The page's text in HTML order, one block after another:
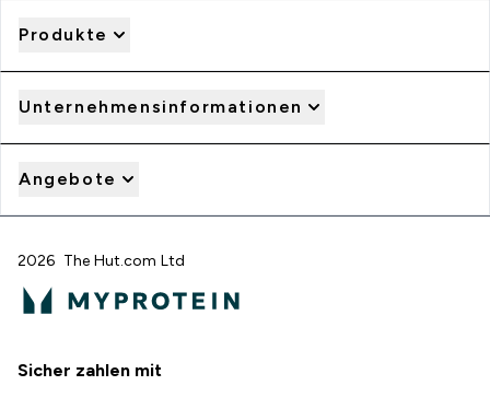
Produkte
Unternehmensinformationen
Angebote
2026 The Hut.com Ltd
Sicher zahlen mit